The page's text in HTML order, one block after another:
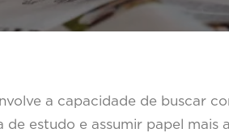
a capacidade de buscar
estudo e assumir papel mais